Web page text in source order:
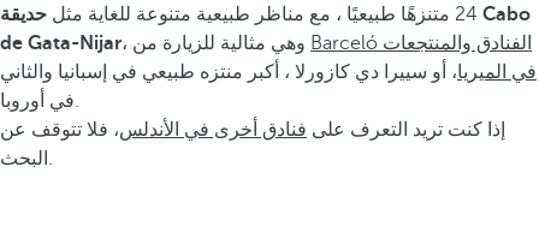
24 متنزهًا طبيعيًا ، مع مناظر طبيعية متنوعة للغاية مثل
حديقة Cabo
de Gata-Nijar
Barceló الفنادق والمنتجعات
في الميريا، أو سييرا دي كازورلا ، أكبر منتزه طبيعي في إسبانيا والثاني
في أوروبا.
إذا كنت تريد التعرف على فنادق أخرى في الأندلس، فلا تتوقف عن
البحث.